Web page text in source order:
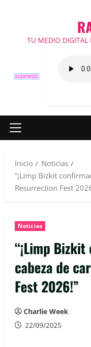
TU MEDIO DIGITAL
Menú
Inicio
Noticias
“¡Limp Bizkit
Resurrection Fest
Noticias
“¡Limp
cabeza de
Fest 2026!”
Charlie Week
22/09/2025